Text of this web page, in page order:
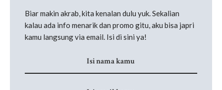
Biar makin akrab, kita kenalan dulu yuk. Sekalian
kalau ada info menarik dan promo gitu, aku bisa japri
kamu langsung via email. Isi di sini ya!